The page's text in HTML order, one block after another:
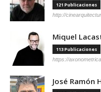
121 Publicaciones
http://
Miquel
113 Publicaciones
https://
José Ramón